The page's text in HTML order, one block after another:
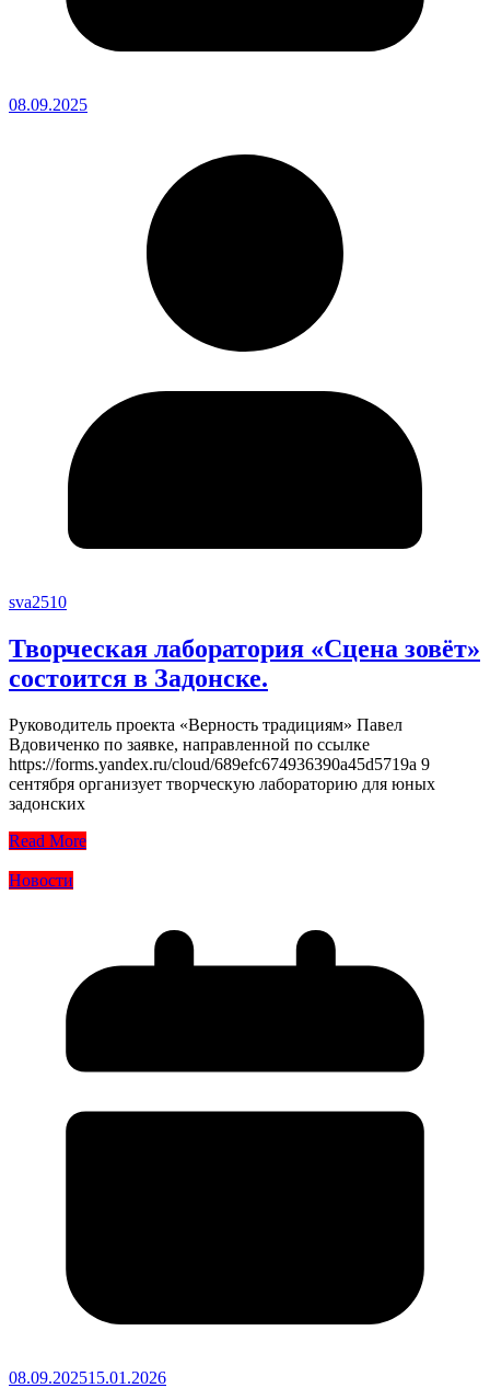
08.09.2025
sva2510
Творческая лаборатория «Сцена зовёт»
состоится в Задонске.
Руководитель проекта «Верность традициям» Павел
Вдовиченко по заявке, направленной по ссылке
https://forms.yandex.ru/cloud/689efc674936390a45d5719a 9
сентября организует творческую лабораторию для юных
задонских
Read More
Новости
08.09.202515.01.2026